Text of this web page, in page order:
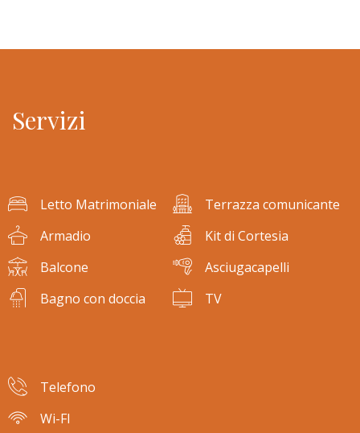
Servizi
Letto Matrimoniale
Armadio
Balcone
Bagno con doccia
Terrazza comunicante
Kit di Cortesia
Asciugacapelli
TV
Telefono
Wi-FI